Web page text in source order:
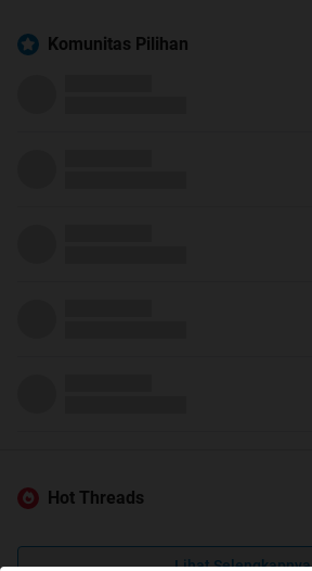
Komunitas Pilihan
Hot Threads
Lihat Selengkapnya